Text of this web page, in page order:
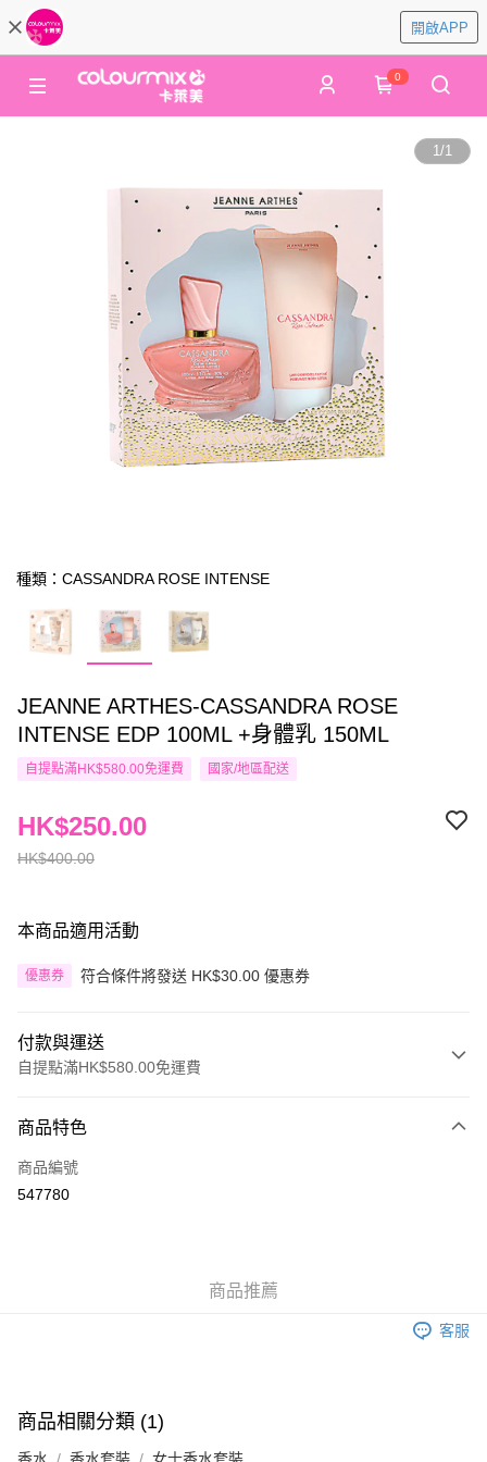
開啟APP
0
1/1
種類：CASSANDRA ROSE INTENSE
JEANNE ARTHES-CASSANDRA ROSE
INTENSE EDP 100ML +身體乳 150ML
自提點滿HK$580.00免運費 國家/地區配送
HK$400.00
HK$250.00
本商品適用活動
優惠券 符合條件將發送 HK$30.00 優惠券
付款與運送
自提點滿HK$580.00免運費
信用卡
Apple Pay
相關說明
銀行匯款 請將存款存到以下銀行帳戶，並於存款單據寫上訂單編號後電郵至
eshop@colourmix-cosmetics.com** **我們不會處理沒有提供存款單據的訂
商品特色
商品編號
547780
商品推薦
客服
商品相關分類 (1)